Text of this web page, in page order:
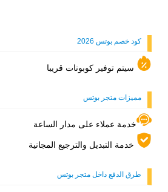
كود خصم بوتس 2026
سيتم توفير كوبونات قريبا
مميزات متجر بوتس
خدمة عملاء على مدار الساعة
خدمة التبديل والترجيع المجانية
طرق الدفع داخل متجر بوتس